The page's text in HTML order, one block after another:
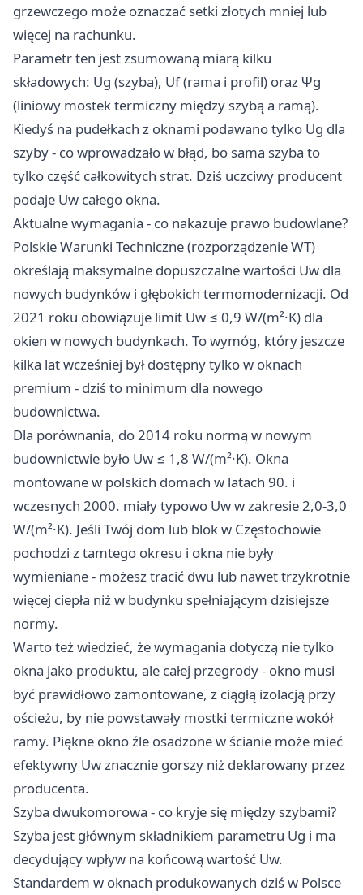
grzewczego może oznaczać setki złotych mniej lub
więcej na rachunku.
Parametr ten jest zsumowaną miarą kilku
składowych: Ug (szyba), Uf (rama i profil) oraz Ψg
(liniowy mostek termiczny między szybą a ramą).
Kiedyś na pudełkach z oknami podawano tylko Ug dla
szyby - co wprowadzało w błąd, bo sama szyba to
tylko część całkowitych strat. Dziś uczciwy producent
podaje Uw całego okna.
Aktualne wymagania - co nakazuje prawo budowlane?
Polskie Warunki Techniczne (rozporządzenie WT)
określają maksymalne dopuszczalne wartości Uw dla
nowych budynków i głębokich termomodernizacji. Od
2021 roku obowiązuje limit Uw ≤ 0,9 W/(m²·K) dla
okien w nowych budynkach. To wymóg, który jeszcze
kilka lat wcześniej był dostępny tylko w oknach
premium - dziś to minimum dla nowego
budownictwa.
Dla porównania, do 2014 roku normą w nowym
budownictwie było Uw ≤ 1,8 W/(m²·K). Okna
montowane w polskich domach w latach 90. i
wczesnych 2000. miały typowo Uw w zakresie 2,0-3,0
W/(m²·K). Jeśli Twój dom lub blok w Częstochowie
pochodzi z tamtego okresu i okna nie były
wymieniane - możesz tracić dwu lub nawet trzykrotnie
więcej ciepła niż w budynku spełniającym dzisiejsze
normy.
Warto też wiedzieć, że wymagania dotyczą nie tylko
okna jako produktu, ale całej przegrody - okno musi
być prawidłowo zamontowane, z ciągłą izolacją przy
ościeżu, by nie powstawały mostki termiczne wokół
ramy. Piękne okno źle osadzone w ścianie może mieć
efektywny Uw znacznie gorszy niż deklarowany przez
producenta.
Szyba dwukomorowa - co kryje się między szybami?
Szyba jest głównym składnikiem parametru Ug i ma
decydujący wpływ na końcową wartość Uw.
Standardem w oknach produkowanych dziś w Polsce